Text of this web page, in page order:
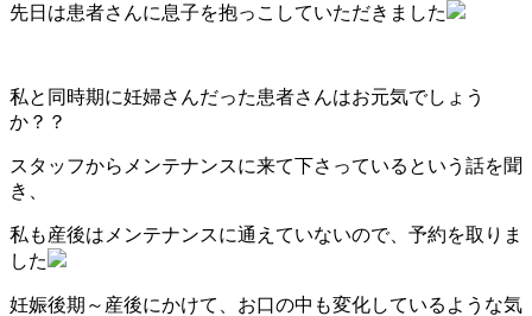
先日は患者さんに息子を抱っこしていただきました
私と同時期に妊婦さんだった患者さんはお元気でしょう
か？？
スタッフからメンテナンスに来て下さっているという話を聞
き、
私も産後はメンテナンスに通えていないので、予約を取りま
した
妊娠後期～産後にかけて、お口の中も変化しているような気